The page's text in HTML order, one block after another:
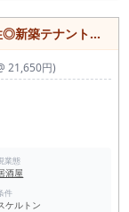
テナント物件！
21,650円)
業態
酒屋
件
ケルトン